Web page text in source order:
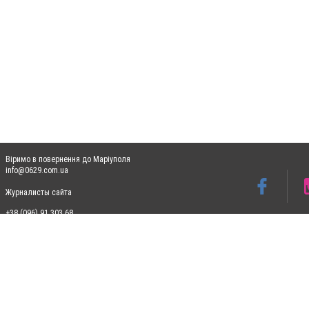
Віримо в повернення до Маріуполя
info@0629.com.ua
Журналисты сайта
+38 (096) 91 303 68